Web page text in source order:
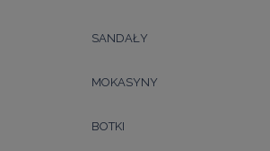
SANDAŁY
MOKASYNY
BOTKI